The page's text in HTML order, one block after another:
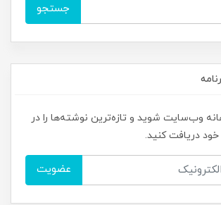
جستجو
وب‌سایت شوید و تازه‌ترین نوشته‌ها را در
دریافت کنید.
عضویت